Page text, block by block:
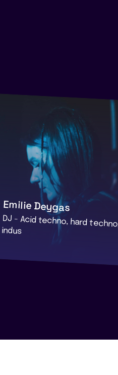
Emilie Deygas
DJ - Acid techno, hard techno,
indus